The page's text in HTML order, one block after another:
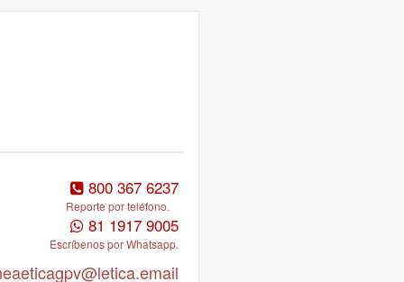
800 367 6237
Reporte por teléfono.
81 1917 9005
Escríbenos por Whatsapp.